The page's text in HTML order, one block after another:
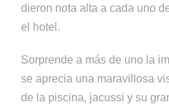
dieron nota alta a cada uno
el hotel.
Sorprende a más de uno la
se aprecia una maravillosa
de la piscina, jacussi y su